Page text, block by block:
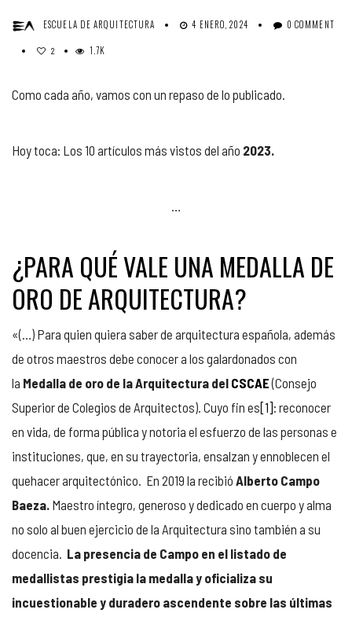
ESCUELA DE ARQUITECTURA 4 ENERO, 2024 0 COMMENT
2 1.7K
Como cada año, vamos con un repaso de lo publicado.
Hoy toca: Los 10 artículos más vistos del año 2023.
¿PARA QUÉ VALE UNA MEDALLA DE
ORO DE ARQUITECTURA?
«(…) Para quien quiera saber de arquitectura española, además
de otros maestros debe conocer a los galardonados con
la Medalla de oro de la Arquitectura del CSCAE(Consejo
Superior de Colegios de Arquitectos). Cuyo fin es[1]: reconocer
en vida, de forma pública y notoria el esfuerzo de las personas e
instituciones, que, en su trayectoria, ensalzan y ennoblecen el
quehacer arquitectónico. En 2019 la recibió Alberto Campo
Baeza. Maestro íntegro, generoso y dedicado en cuerpo y alma
no solo al buen ejercicio de la Arquitectura sino también a su
docencia. La presencia de Campo en el listado de
medallistas prestigia la medalla y oficializa su
incuestionable y duradero ascendente sobre las últimas